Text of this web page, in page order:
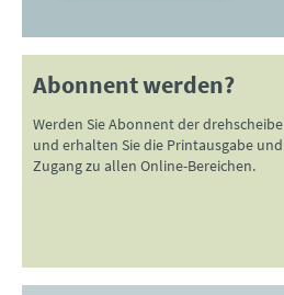
Abonnent werden?
Werden Sie Abonnent der drehscheibe
und erhalten Sie die Printausgabe und
Zugang zu allen Online-Bereichen.